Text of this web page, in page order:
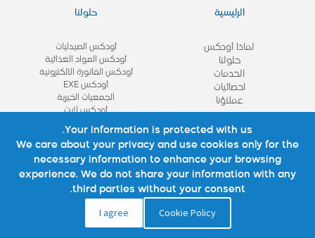
الرئيسية
لماذا أودكس
حلولنا
الخدمات
احصائيات
عملاؤنا
حلولنا
أودكس الصيدليات
أودكس المواد الغذائية
أودكس الفاتورة الالكترونية
أودكس EXE
الجمعيات الخيرية
أودكس لايت
View All
روابط مهمة
نبذة عنا
تواصل معنا
تواصل معنا
الأسئلة الشائعة
Your information is protected with us.
We care about your privacy and use cookies only for the
necessary information to enhance your browsing
experience. We do not share your information with any
third parties without your consent.
Cookie Policy
I agree